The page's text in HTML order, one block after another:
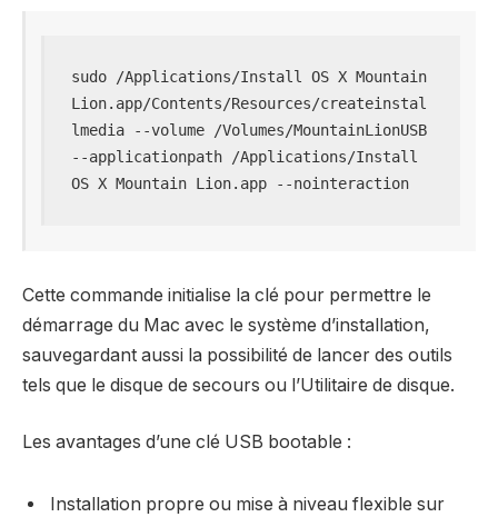
sudo /Applications/Install OS X Mountain
Lion.app/Contents/Resources/createinstal
lmedia --volume /Volumes/MountainLionUSB
--applicationpath /Applications/Install
OS X Mountain Lion.app --nointeraction
Cette commande initialise la clé pour permettre le
démarrage du Mac avec le système d’installation,
sauvegardant aussi la possibilité de lancer des outils
tels que le disque de secours ou l’Utilitaire de disque.
Les avantages d’une clé USB bootable :
Installation propre ou mise à niveau flexible sur